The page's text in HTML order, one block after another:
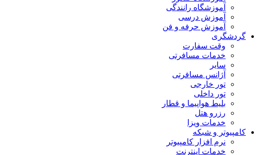
آموزشگاه رانندگی
آموزش درسی
آموزش حرفه و فن
گردشگری
وقت سفارت
خدمات مسافرتی
سایر
آژانس مسافرتی
تور خارجی
تور داخلی
بلیط هواپیما و قطار
رزرو هتل
خدمات ویزا
کامپیوتر و شبکه
نرم افزار کامپیوتر
خدمات اینترنت